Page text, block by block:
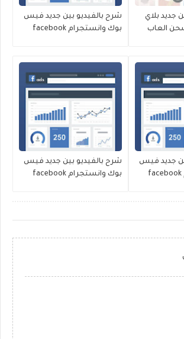
جديد بلاي
العاب
شرح بالفيديو بين جديد فيس
بوك وانستجرام facebook
جديد فيس
بوك وانستجرام facebook
شرح بالفيديو بين جديد فيس
بوك وانستجرام facebook